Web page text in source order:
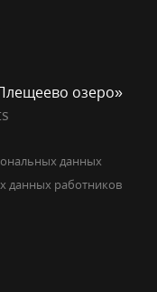
озеро»
данных
данных работников